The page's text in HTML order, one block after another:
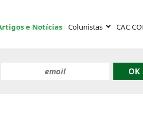
e Notícias Colunistas CAC